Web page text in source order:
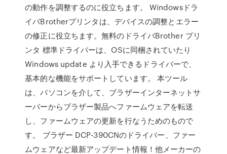
の動作を調整するのに役立ちます。 Windowsドラ
イバBrotherプリンタは、デバイスの調整とエラー
の修正に役立ちます。無料のドライバBrother プリ
ンタ 標準ドライバーは、OSに同梱されていたり
Windows update より入手できるドライバーで、
基本的な機能をサポートしています。 本ツール
は、パソコンを介して、ブラザーインターネットサ
ーバーからブラザー製品へファームウェアを転送
し、ファームウェアの更新を行なうためのもので
す。 ブラザー DCP-390CNのドライバー、ファー
ムウェアなど最新アップデート情報！他メーカーの